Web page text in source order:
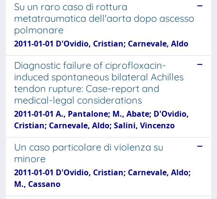
Su un raro caso di rottura
metatraumatica dell'aorta dopo ascesso
polmonare
2011-01-01 D'Ovidio, Cristian; Carnevale, Aldo
Diagnostic failure of ciprofloxacin-
induced spontaneous bilateral Achilles
tendon rupture: Case-report and
medical-legal considerations
2011-01-01 A., Pantalone; M., Abate; D'Ovidio,
Cristian; Carnevale, Aldo; Salini, Vincenzo
Un caso particolare di violenza su
minore
2011-01-01 D'Ovidio, Cristian; Carnevale, Aldo;
M., Cassano